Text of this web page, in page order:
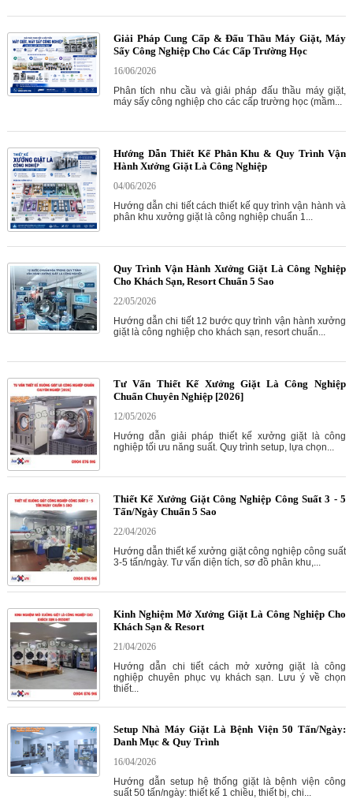
Giải Pháp Cung Cấp & Đấu Thầu Máy Giặt, Máy
Sấy Công Nghiệp Cho Các Cấp Trường Học
16/06/2026
Phân tích nhu cầu và giải pháp đấu thầu máy giặt,
máy sấy công nghiệp cho các cấp trường học (mầm...
Hướng Dẫn Thiết Kế Phân Khu & Quy Trình Vận
Hành Xưởng Giặt Là Công Nghiệp
04/06/2026
Hướng dẫn chi tiết cách thiết kế quy trình vận hành và
phân khu xưởng giặt là công nghiệp chuẩn 1...
Quy Trình Vận Hành Xưởng Giặt Là Công Nghiệp
Cho Khách Sạn, Resort Chuẩn 5 Sao
22/05/2026
Hướng dẫn chi tiết 12 bước quy trình vận hành xưởng
giặt là công nghiệp cho khách sạn, resort chuẩn...
Tư Vấn Thiết Kế Xưởng Giặt Là Công Nghiệp
Chuẩn Chuyên Nghiệp [2026]
12/05/2026
Hướng dẫn giải pháp thiết kế xưởng giặt là công
nghiệp tối ưu năng suất. Quy trình setup, lựa chọn...
Thiết Kế Xưởng Giặt Công Nghiệp Công Suất 3 - 5
Tấn/Ngày Chuẩn 5 Sao
22/04/2026
Hướng dẫn thiết kế xưởng giặt công nghiệp công suất
3-5 tấn/ngày. Tư vấn diện tích, sơ đồ phân khu,...
Kinh Nghiệm Mở Xưởng Giặt Là Công Nghiệp Cho
Khách Sạn & Resort
21/04/2026
Hướng dẫn chi tiết cách mở xưởng giặt là công
nghiệp chuyên phục vụ khách sạn. Lưu ý về chọn
thiết...
Setup Nhà Máy Giặt Là Bệnh Viện 50 Tấn/Ngày:
Danh Mục & Quy Trình
16/04/2026
Hướng dẫn setup hệ thống giặt là bệnh viện công
suất 50 tấn/ngày: thiết kế 1 chiều, thiết bị, chi...